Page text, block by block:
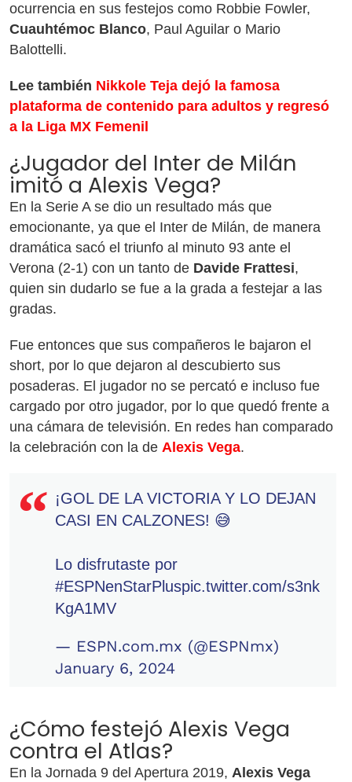
ocurrencia en sus festejos como Robbie Fowler,
Cuauhtémoc Blanco, Paul Aguilar o Mario
Balottelli.
Lee también Nikkole Teja dejó la famosa
plataforma de contenido para adultos y regresó
a la Liga MX Femenil
¿Jugador del Inter de Milán
imitó a Alexis Vega?
En la Serie A se dio un resultado más que
emocionante, ya que el Inter de Milán, de manera
dramática sacó el triunfo al minuto 93 ante el
Verona (2-1) con un tanto de Davide Frattesi,
quien sin dudarlo se fue a la grada a festejar a las
gradas.
Fue entonces que sus compañeros le bajaron el
short, por lo que dejaron al descubierto sus
posaderas. El jugador no se percató e incluso fue
cargado por otro jugador, por lo que quedó frente a
una cámara de televisión. En redes han comparado
la celebración con la de Alexis Vega.
¡GOL DE LA VICTORIA Y LO DEJAN
CASI EN CALZONES! 😅
Lo disfrutaste por
#ESPNenStarPluspic.twitter.com/s3nk
KgA1MV
— ESPN.com.mx (@ESPNmx)
January 6, 2024
¿Cómo festejó Alexis Vega
contra el Atlas?
En la Jornada 9 del Apertura 2019, Alexis Vega